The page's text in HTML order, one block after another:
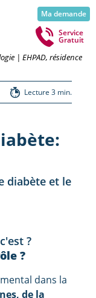
Ma demande
Service
Gratuit
| EHPAD, résidence
Lecture 3 min.
diabète et le
?
?
dans la
de la